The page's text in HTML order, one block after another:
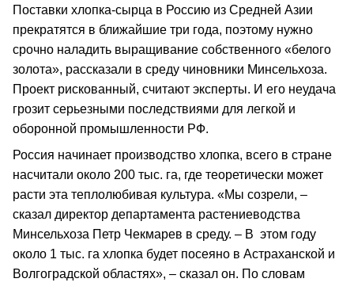
Поставки хлопка-сырца в Россию из Средней Азии
прекратятся в ближайшие три года, поэтому нужно
срочно наладить выращивание собственного «белого
золота», рассказали в среду чиновники Минсельхоза.
Проект рискованный, считают эксперты. И его неудача
грозит серьезными последствиями для легкой и
оборонной промышленности РФ.
Россия начинает производство хлопка, всего в стране
насчитали около 200 тыс. га, где теоретически может
расти эта теплолюбивая культура. «Мы созрели, –
сказал директор департамента растениеводства
Минсельхоза Петр Чекмарев в среду. – В этом году
около 1 тыс. га хлопка будет посеяно в Астраханской и
Волгоградской областях», – сказал он. По словам